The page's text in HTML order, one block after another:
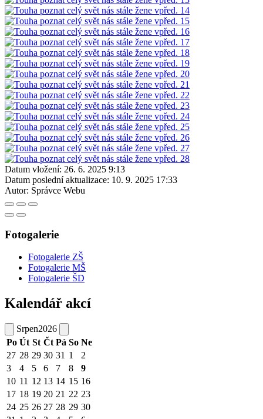
Datum vložení: 26. 6. 2025 9:13
Datum poslední aktualizace: 10. 9. 2025 17:33
Autor: Správce Webu
Fotogalerie
Fotogalerie ZŠ
Fotogalerie MŠ
Fotogalerie ŠD
Kalendář akcí
Srpen2026
Po Út St Čt Pá So Ne
27 28 29 30 31 1
2
3
4 5 6 7 8
9
10 11 12 13 14 15 16
17 18 19 20 21 22 23
24 25 26 27 28 29 30